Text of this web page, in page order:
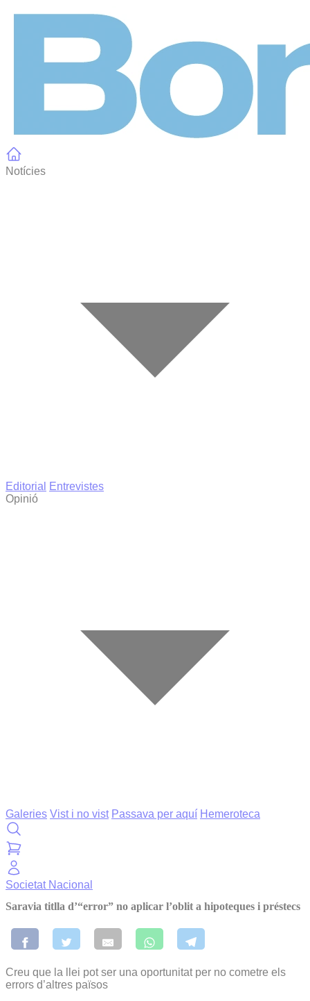
Notícies
Editorial
Entrevistes
Opinió
Galeries Vist i no vist Passava per aquí Hemeroteca
Societat Nacional
Saravia titlla d’“error” no aplicar l’oblit a hipoteques i préstecs
Creu que la llei pot ser una oportunitat per no cometre els
errors d’altres països